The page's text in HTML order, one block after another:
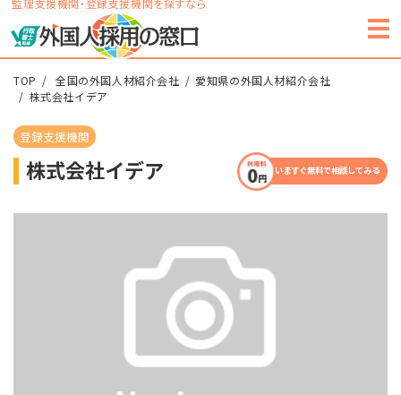
監理支援機関・登録支援機関を探すなら
TOP 全国の外国人材紹介会社
愛知県の外国人材紹介会社
株式会社イデア
登録支援機関
株式会社イデア いますぐ無料で相談してみる